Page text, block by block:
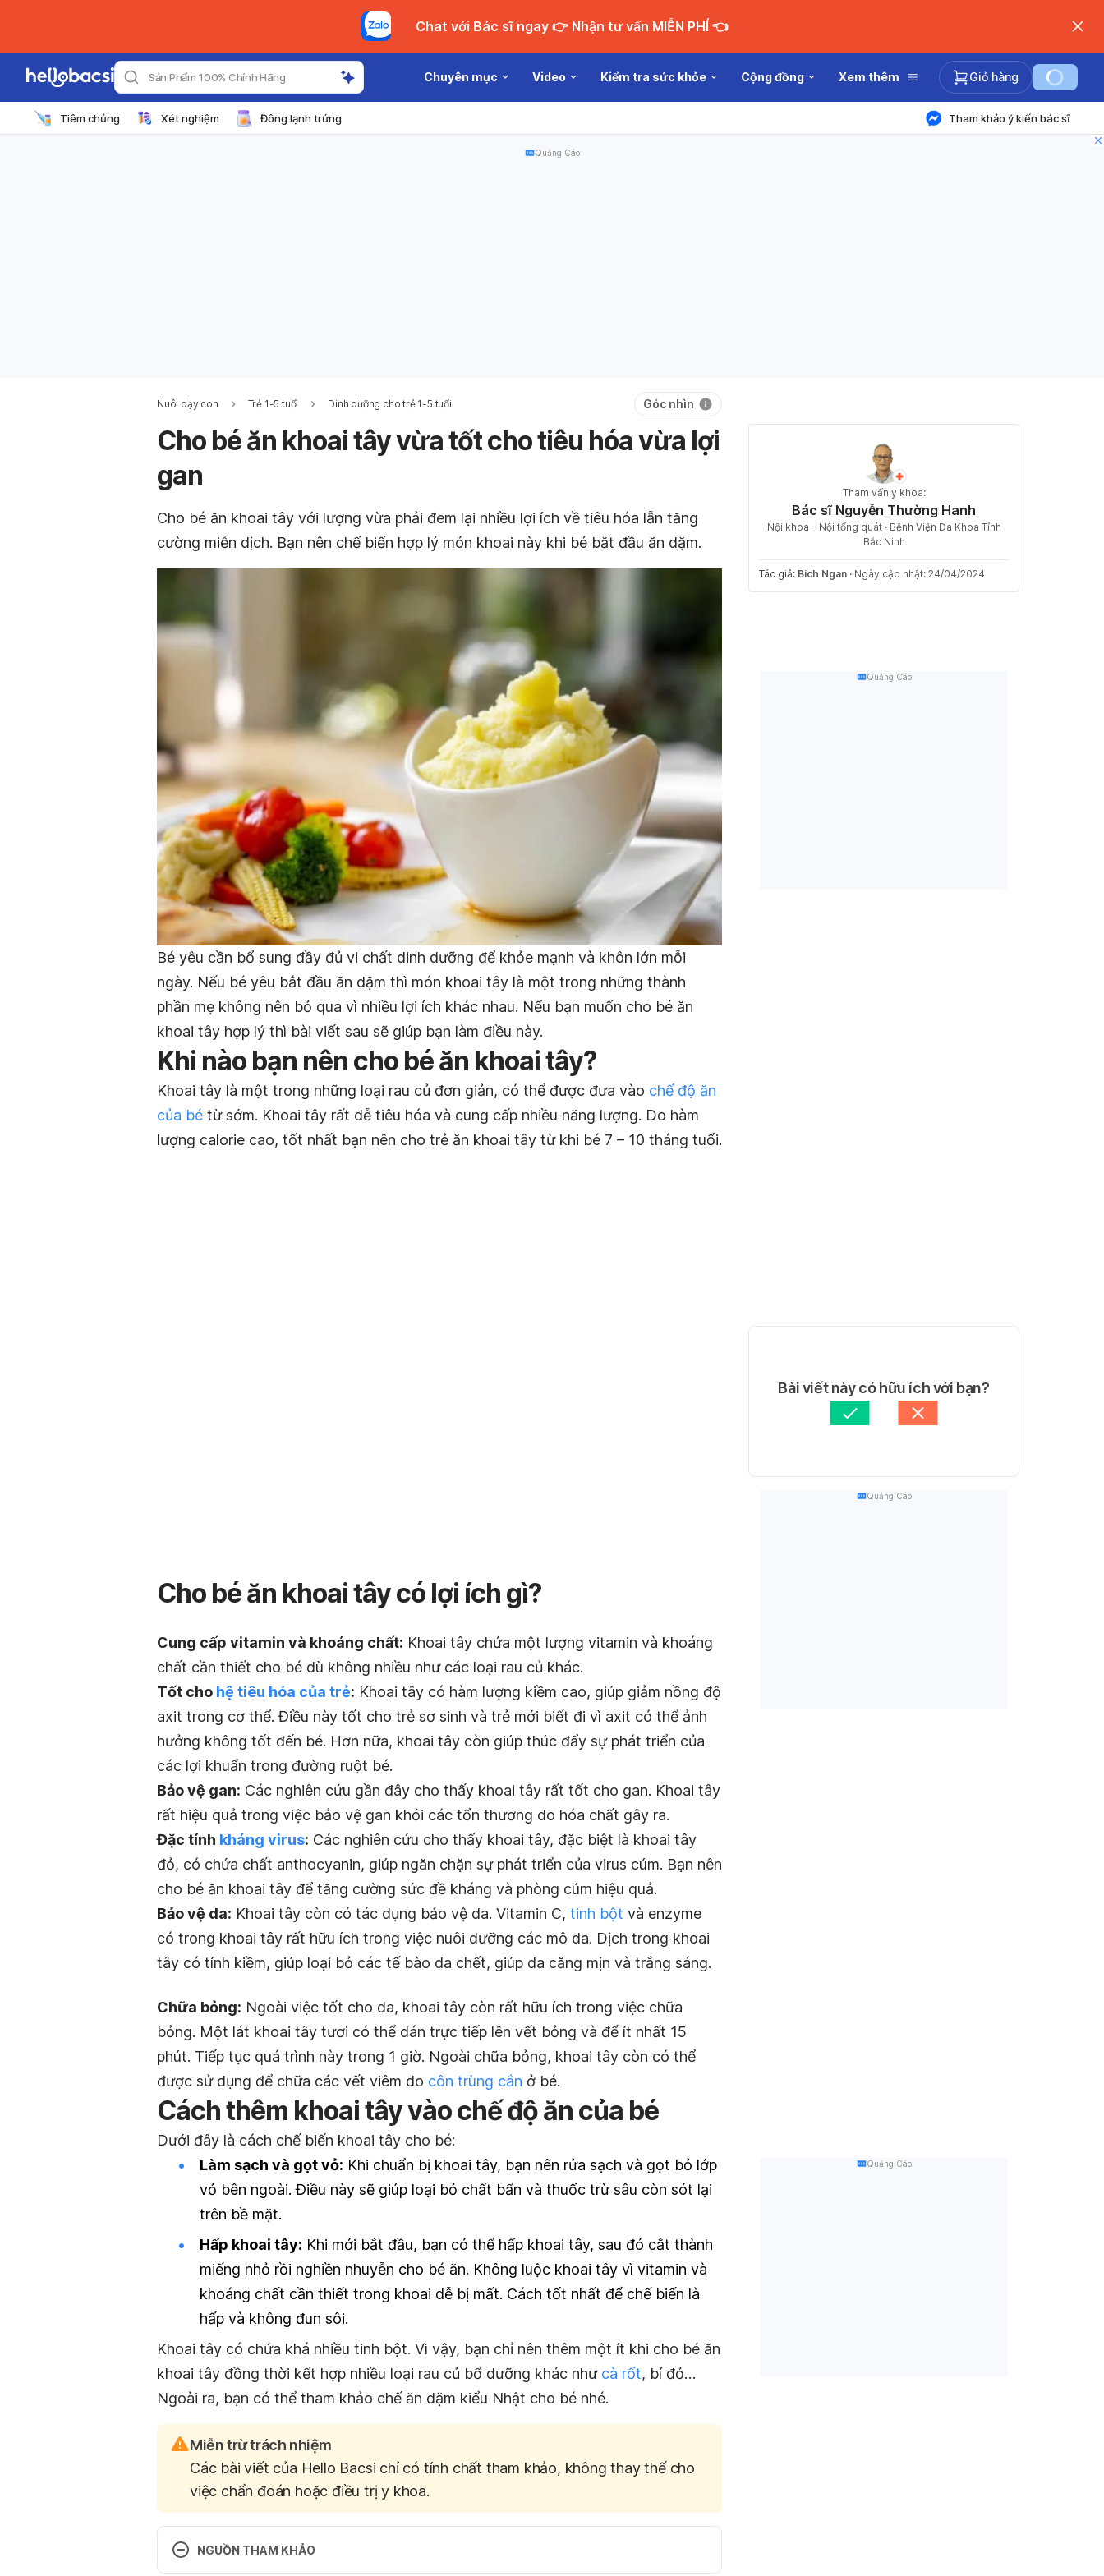
Chat với Bác sĩ ngay 👉 Nhận tư vấn MIỄN PHÍ 👈
Sản Phẩm 100% Chính Hãng Chuyên mục Video Kiểm tra sức khỏe Cộng đồng Xem thêm Giỏ hàng
Tiêm chủng Xét nghiệm Đông lạnh trứng Tham khảo ý kiến bác sĩ
Quảng Cáo
Nuôi dạy con Trẻ 1-5 tuổi Dinh dưỡng cho trẻ 1-5 tuổi Góc nhìn
Cho bé ăn khoai tây vừa tốt cho tiêu hóa vừa lợi
gan
Cho bé ăn khoai tây với lượng vừa phải đem lại nhiều lợi ích về tiêu hóa lẫn tăng
cường miễn dịch. Bạn nên chế biến hợp lý món khoai này khi bé bắt đầu ăn dặm.
Bé yêu cần bổ sung đầy đủ vi chất dinh dưỡng để khỏe mạnh và khôn lớn mỗi
ngày. Nếu bé yêu bắt đầu ăn dặm thì món khoai tây là một trong những thành
phần mẹ không nên bỏ qua vì nhiều lợi ích khác nhau. Nếu bạn muốn cho bé ăn
khoai tây hợp lý thì bài viết sau sẽ giúp bạn làm điều này.
Khi nào bạn nên cho bé ăn khoai tây?
Khoai tây là một trong những loại rau củ đơn giản, có thể được đưa vào chế độ ăn
của bé từ sớm. Khoai tây rất dễ tiêu hóa và cung cấp nhiều năng lượng. Do hàm
lượng calorie cao, tốt nhất bạn nên cho trẻ ăn khoai tây từ khi bé 7 – 10 tháng tuổi.
Cho bé ăn khoai tây có lợi ích gì?
Cung cấp vitamin và khoáng chất: Khoai tây chứa một lượng vitamin và khoáng
chất cần thiết cho bé dù không nhiều như các loại rau củ khác.
Tốt cho hệ tiêu hóa của trẻ: Khoai tây có hàm lượng kiềm cao, giúp giảm nồng độ
axit trong cơ thể. Điều này tốt cho trẻ sơ sinh và trẻ mới biết đi vì axit có thể ảnh
hưởng không tốt đến bé. Hơn nữa, khoai tây còn giúp thúc đẩy sự phát triển của
các lợi khuẩn trong đường ruột bé.
Bảo vệ gan: Các nghiên cứu gần đây cho thấy khoai tây rất tốt cho gan. Khoai tây
rất hiệu quả trong việc bảo vệ gan khỏi các tổn thương do hóa chất gây ra.
Đặc tính kháng virus: Các nghiên cứu cho thấy khoai tây, đặc biệt là khoai tây
đỏ, có chứa chất anthocyanin, giúp ngăn chặn sự phát triển của virus cúm. Bạn nên
cho bé ăn khoai tây để tăng cường sức đề kháng và phòng cúm hiệu quả.
Bảo vệ da: Khoai tây còn có tác dụng bảo vệ da. Vitamin C, tinh bột và enzyme
có trong khoai tây rất hữu ích trong việc nuôi dưỡng các mô da. Dịch trong khoai
tây có tính kiềm, giúp loại bỏ các tế bào da chết, giúp da căng mịn và trắng sáng.
Chữa bỏng: Ngoài việc tốt cho da, khoai tây còn rất hữu ích trong việc chữa
bỏng. Một lát khoai tây tươi có thể dán trực tiếp lên vết bỏng và để ít nhất 15
phút. Tiếp tục quá trình này trong 1 giờ. Ngoài chữa bỏng, khoai tây còn có thể
được sử dụng để chữa các vết viêm do côn trùng cắn ở bé.
Cách thêm khoai tây vào chế độ ăn của bé
Dưới đây là cách chế biến khoai tây cho bé:
Làm sạch và gọt vỏ: Khi chuẩn bị khoai tây, bạn nên rửa sạch và gọt bỏ lớp
vỏ bên ngoài. Điều này sẽ giúp loại bỏ chất bẩn và thuốc trừ sâu còn sót lại
trên bề mặt.
Hấp khoai tây: Khi mới bắt đầu, bạn có thể hấp khoai tây, sau đó cắt thành
miếng nhỏ rồi nghiền nhuyễn cho bé ăn. Không luộc khoai tây vì vitamin và
khoáng chất cần thiết trong khoai dễ bị mất. Cách tốt nhất để chế biến là
hấp và không đun sôi.
Khoai tây có chứa khá nhiều tinh bột. Vì vậy, bạn chỉ nên thêm một ít khi cho bé ăn
khoai tây đồng thời kết hợp nhiều loại rau củ bổ dưỡng khác như cà rốt, bí đỏ…
Ngoài ra, bạn có thể tham khảo chế ăn dặm kiểu Nhật cho bé nhé.
Miễn trừ trách nhiệm
Các bài viết của Hello Bacsi chỉ có tính chất tham khảo, không thay thế cho
việc chẩn đoán hoặc điều trị y khoa.
NGUỒN THAM KHẢO
Tham vấn y khoa:
Bác sĩ Nguyễn Thường Hanh
Nội khoa - Nội tổng quát · Bệnh Viện Đa Khoa Tỉnh
Bắc Ninh
Tác giả: Bich Ngan · Ngày cập nhật: 24/04/2024
Quảng Cáo
Bài viết này có hữu ích với bạn?
Quảng Cáo
Quảng Cáo